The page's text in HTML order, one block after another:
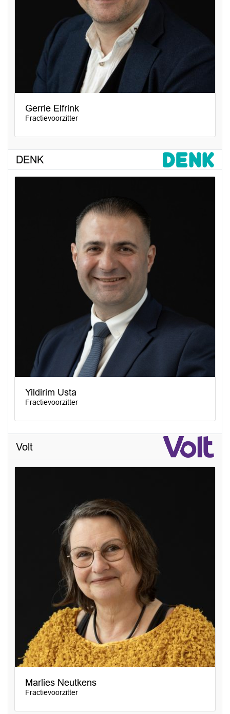
Gerrie Elfrink
Fractievoorzitter
DENK
Yildirim Usta
Fractievoorzitter
Volt
Marlies Neutkens
Fractievoorzitter